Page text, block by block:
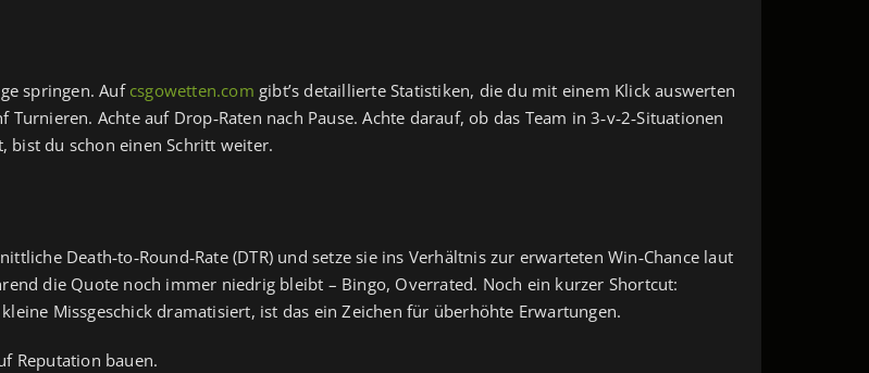
springen. Auf csgowetten.com gibt’s detaillierte Statistiken, die du mit einem Klick auswerten
Achte auf Drop‑Raten nach Pause. Achte darauf, ob das Team in 3‑v‑2‑Situationen
bist du schon einen Schritt weiter.
Death‑to‑Round‑Rate (DTR) und setze sie ins Verhältnis zur erwarteten Win‑Chance laut
die Quote noch immer niedrig bleibt – Bingo, Overrated. Noch ein kurzer Shortcut:
Missgeschick dramatisiert, ist das ein Zeichen für überhöhte Erwartungen.
Reputation bauen.